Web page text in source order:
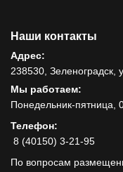
Наши контакты
Адрес:
238530, Зеленоградск,
Мы работаем:
Понедельник-пятница,
Телефон:
8 (40150) 3-21-95
По вопросам